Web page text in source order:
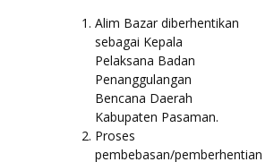
Alim Bazar diberhentikan
sebagai Kepala
Pelaksana Badan
Penanggulangan
Bencana Daerah
Kabupaten Pasaman.
Proses
pembebasan/pemberhentian